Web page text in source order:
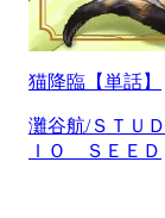
猫降臨【単話】
灘谷航/ＳＴＵＤ
ＩＯ ＳＥＥＤ